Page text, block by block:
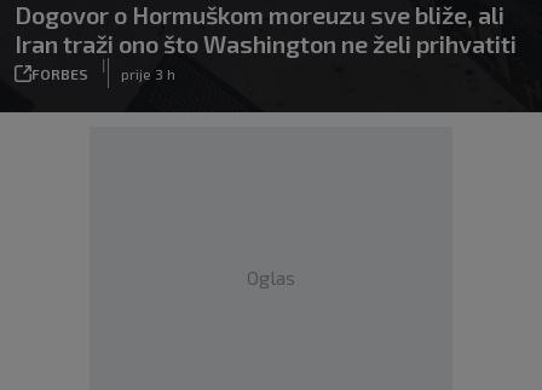
Dogovor o Hormuškom moreuzu sve bliže, ali
Iran traži ono što Washington ne želi prihvatiti
FORBES
|
prije 3 h
Oglas